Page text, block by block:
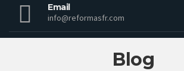
Email
info@reformasfr.com
Blog